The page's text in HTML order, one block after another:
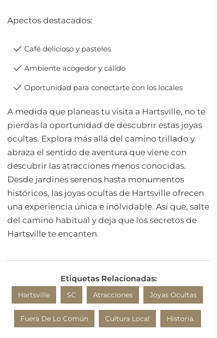
Apectos destacados:
Café delicioso y pasteles
Ambiente acogedor y cálido
Oportunidad para conectarte con los locales
A medida que planeas tu visita a Hartsville, no te
pierdas la oportunidad de descubrir estas joyas
ocultas. Explora más allá del camino trillado y
abraza el sentido de aventura que viene con
descubrir las atracciones menos conocidas.
Desde jardines serenos hasta monumentos
históricos, las joyas ocultas de Hartsville ofrecen
una experiencia única e inolvidable. Así que, salte
del camino habitual y deja que los secretos de
Hartsville te encanten.
Etiquetas Relacionadas:
Hartsville SC Atracciones Joyas Ocultas
Fuera De Lo Común Cultura Local Historia.